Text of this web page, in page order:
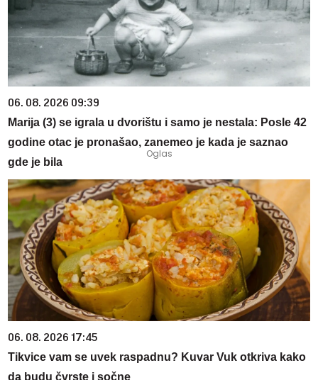
06. 08. 2026 09:39
Marija (3) se igrala u dvorištu i samo je nestala: Posle 42
godine otac je pronašao, zanemeo je kada je saznao
gde je bila
06. 08. 2026 17:45
Tikvice vam se uvek raspadnu? Kuvar Vuk otkriva kako
da budu čvrste i sočne